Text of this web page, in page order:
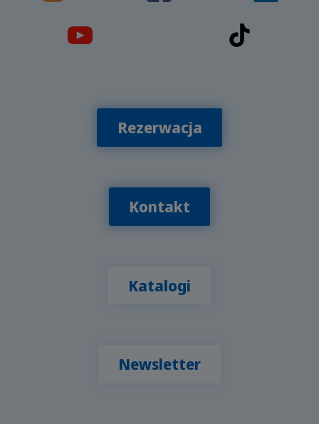
Rezerwacja
Kontakt
Katalogi
Newsletter